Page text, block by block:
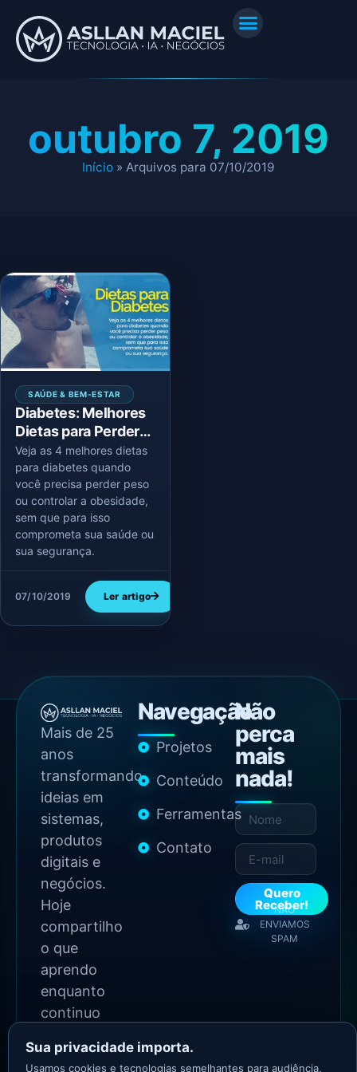
outubro 7, 2019
Início » Arquivos para 07/10/2019
SAÚDE & BEM-ESTAR
Diabetes: Melhores
Dietas para Perder
Peso
Veja as 4 melhores dietas
para diabetes quando
você precisa perder peso
ou controlar a obesidade,
sem que para isso
comprometa sua saúde ou
sua segurança.
07/10/2019 Ler artigo
Mais de 25
anos
transformando
ideias em
sistemas,
produtos
digitais e
negócios.
Hoje
compartilho
o que
aprendo
enquanto
continuo
Navegação
Projetos
Conteúdo
Ferramentas
Contato
Não
perca
mais
nada!
Quero
Receber!
NÃO
ENVIAMOS
SPAM
Sua privacidade importa.
Usamos cookies e tecnologias semelhantes para audiência,